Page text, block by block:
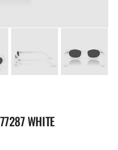
WHITE